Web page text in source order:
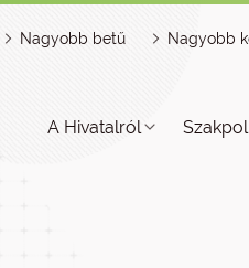
Nagyobb betű Nagyobb
A Hivatalról